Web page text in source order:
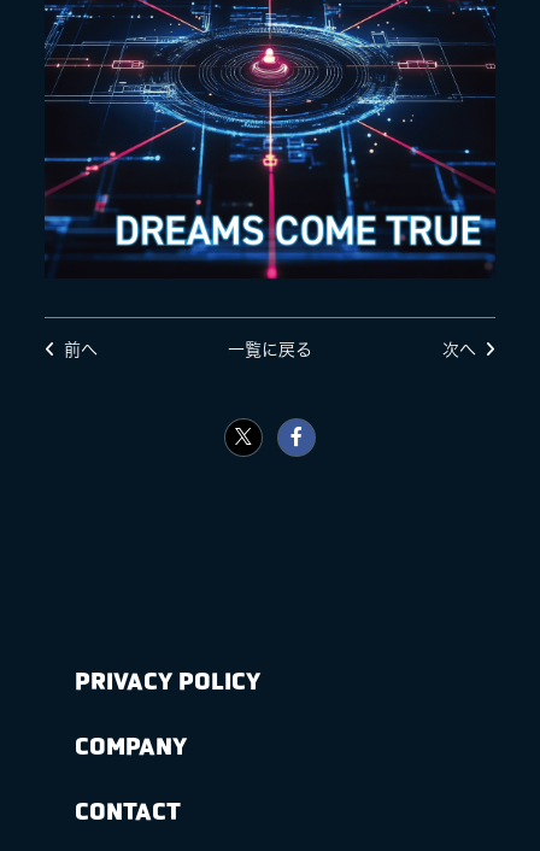
前へ 一覧に戻る 次へ
PRIVACY POLICY
COMPANY
CONTACT